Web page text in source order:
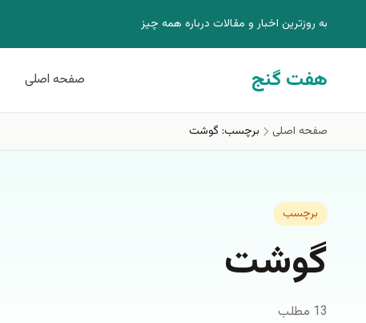
به روزترين اخبار و مقالات درباره همه چيز
هفت گنج صفحه اصلی
صفحه اصلی برچسب: گوشت
برچسب
گوشت
13 مطلب